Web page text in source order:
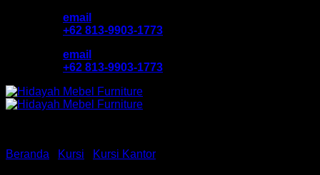
email
+62 813-9903-1773
email
+62 813-9903-1773
Beranda Kursi Kursi Kantor